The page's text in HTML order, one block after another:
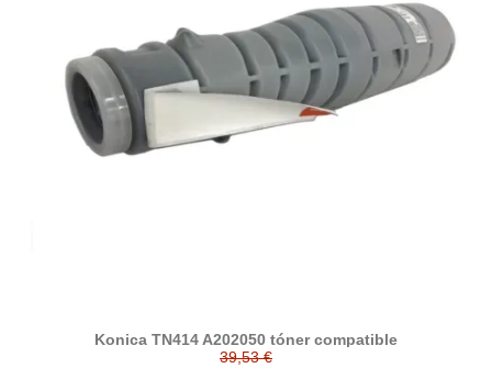
Konica TN414 A202050 tóner compatible
39,53 €